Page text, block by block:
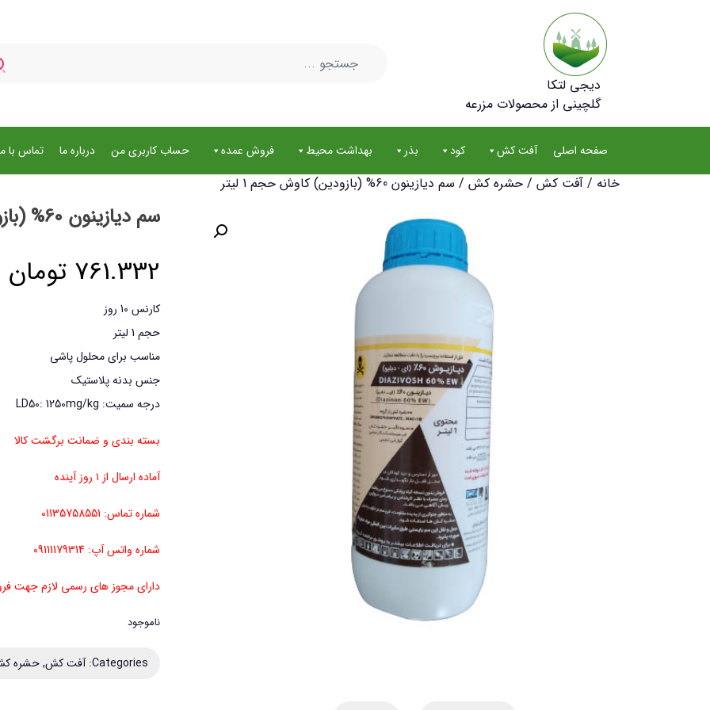
دیجی لتکا
گلچینی از محصولات مزرعه
صفحه اصلی آفت کش کود بذر بهداشت محیط فروش عمده حساب کاربری من درباره ما تماس با
خانه / آفت کش / حشره کش / سم دیازینون 60% (بازودین) کاوش حجم 1 لیتر
سم دیازینون 60% (بازودین) کاوش حجم 1 لیتر
761.332 تومان
کارنس 10 روز
حجم 1 لیتر
مناسب برای محلول پاشی
جنس بدنه پلاستیک
درجه سمیت: LD50: 1250mg/kg
بسته بندی و ضمانت برگشت کالا
آماده ارسال از ۱ روز آینده
شماره تماس: 01135758551
شماره واتس آپ: 09111179314
دارای مجوز های رسمی لازم جهت
ناموجود
Categories: آفت کش,حشره